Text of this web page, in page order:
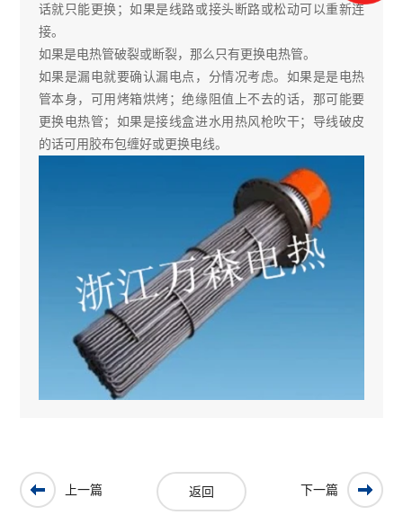
话就只能更换；如果是线路或接头断路或松动可以重新连
接。
如果是电热管破裂或断裂，那么只有更换电热管。
如果是漏电就要确认漏电点，分情况考虑。如果是是电热
管本身，可用烤箱烘烤；绝缘阻值上不去的话，那可能要
更换电热管；如果是接线盒进水用热风枪吹干；导线破皮
的话可用胶布包缠好或更换电线。
上一篇 下一篇
返回